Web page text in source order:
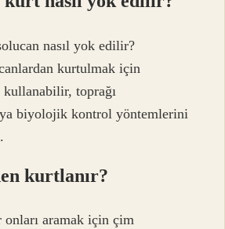
nasıl yok edilir?
kurtulmak için
toprağı
biyolojik kontrol yöntemlerini
kurtlanır?
aramak için çim